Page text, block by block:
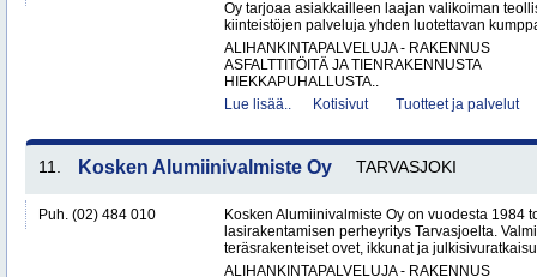
Oy tarjoaa asiakkailleen laajan valikoiman
kiinteistöjen palveluja yhden luotettavan
ALIHANKINTAPALVELUJA - RAKENNUS
ASFALTTITÖITÄ JA TIENRAKENNUSTA
HIEKKAPUHALLUSTA..
Lue lisää..
Kotisivut Tuotteet ja palvelut
11. Kosken Alumiinivalmiste Oy TARVASJOKI
Puh. (02) 484 010
Kosken Alumiinivalmiste Oy on vuodesta 1984
lasirakentamisen perheyritys Tarvasjoelta.
teräsrakenteiset ovet, ikkunat ja
ALIHANKINTAPALVELUJA - RAKENNUS